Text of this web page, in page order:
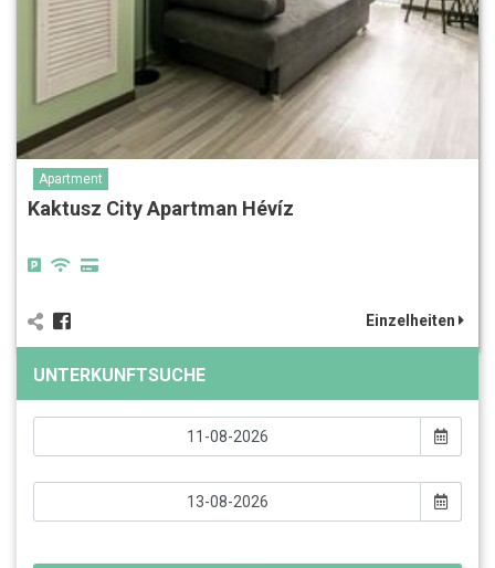
Apartment
Kaktusz City Apartman Hévíz
Einzelheiten
UNTERKUNFTSUCHE